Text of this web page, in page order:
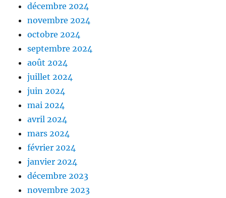
décembre 2024
novembre 2024
octobre 2024
septembre 2024
août 2024
juillet 2024
juin 2024
mai 2024
avril 2024
mars 2024
février 2024
janvier 2024
décembre 2023
novembre 2023